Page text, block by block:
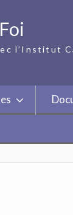
l’Institut